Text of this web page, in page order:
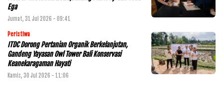
Ega
Jumat, 31 Jul 2026 - 09:41
Peristiwa
ITDC Dorong Pertanian Organik Berkelanjutan,
Gandeng Yayasan Owl Tower Bali Konservasi
Keanekaragaman Hayati
Kamis, 30 Jul 2026 - 11:06